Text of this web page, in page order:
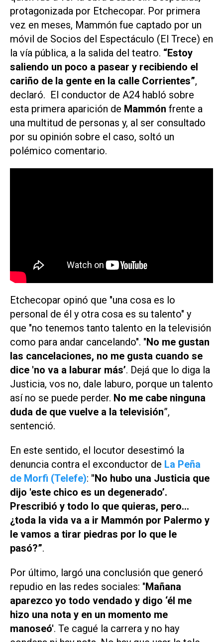
protagonizada por Etchecopar. Por primera
vez en meses, Mammón fue captado por un
móvil de Socios del Espectáculo (El Trece) en
la vía pública, a la salida del teatro. “Estoy
saliendo un poco a pasear y recibiendo el
cariño de la gente en la calle Corrientes”,
declaró. El conductor de A24 habló sobre
esta primera aparición de Mammón frente a
una multitud de personas y, al ser consultado
por su opinión sobre el caso, soltó un
polémico comentario.
Etchecopar opinó que "una cosa es lo
personal de él y otra cosa es su talento" y
que "no tenemos tanto talento en la televisión
como para andar cancelando". "No me gustan
las cancelaciones, no me gusta cuando se
dice 'no va a laburar más’. Dejá que lo diga la
Justicia, vos no, dale laburo, porque un talento
así no se puede perder. No me cabe ninguna
duda de que vuelve a la televisión”,
sentenció.
En este sentido, el locutor desestimó la
denuncia contra el exconductor de La Peña
de Morfi (Telefe): "No hubo una Justicia que
dijo 'este chico es un degenerado’.
Prescribió y todo lo que quieras, pero...
¿toda la vida va a ir Mammón por Palermo y
le vamos a tirar piedras por lo que le
pasó?”.
Por último, largó una conclusión que generó
repudio en las redes sociales: "Mañana
aparezco yo todo vendado y digo ‘él me
hizo una nota y en un momento me
manoseó'. Te cagué la carrera y no hay